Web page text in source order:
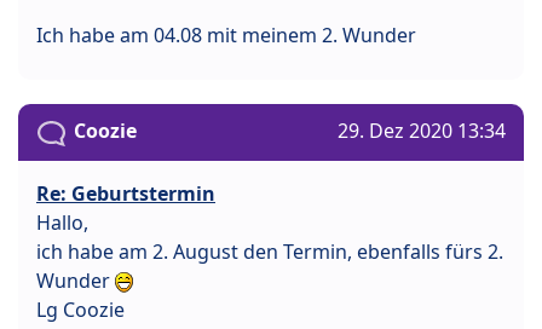
Ich habe am 04.08 mit meinem 2. Wunder
Coozie 29. Dez 2020 13:34
Re: Geburtstermin
Hallo,
ich habe am 2. August den Termin, ebenfalls fürs 2.
Wunder
Lg Coozie